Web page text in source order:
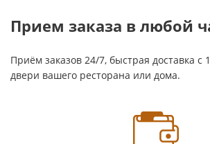
Прием заказа в любой
Приём заказов 24/7, быстрая доставка с
двери вашего ресторана или дома.